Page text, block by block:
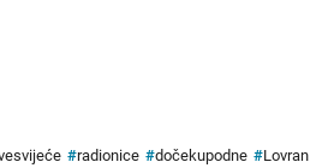
#radionice #dočekupodne #Lovran